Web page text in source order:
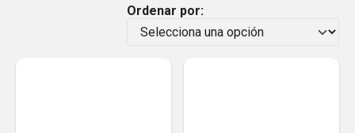
Ordenar por: